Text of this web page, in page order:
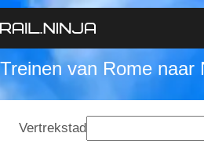
Treinen van Rome naar
Vertrekstad